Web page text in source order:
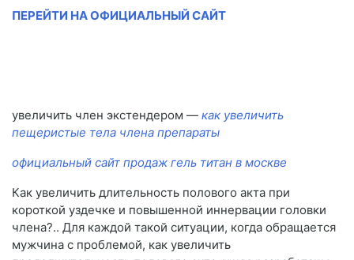
ПЕРЕЙТИ НА ОФИЦИАЛЬНЫЙ САЙТ
увеличить член экстендером — как увеличить
пещеристые тела члена препараты
официальный сайт продаж гель титан в москве
Как увеличить длительность полового акта при
короткой уздечке и повышенной иннервации головки
члена?.. Для каждой такой ситуации, когда обращается
мужчина с проблемой, как увеличить